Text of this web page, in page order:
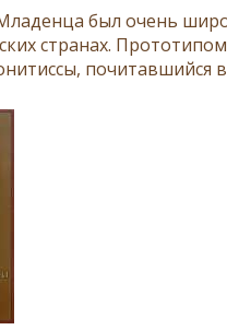
был очень
странах.
почитавшийся